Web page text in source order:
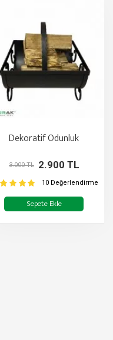
Dekoratif Odunluk
2.900 TL
3.000 TL
10 Değerlendirme
Sepete Ekle